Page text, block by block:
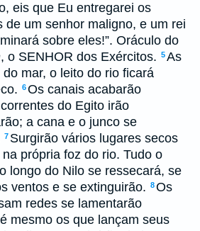
eis que Eu entregarei os
de um senhor maligno, e um rei
sobre eles!”. Oráculo do
, o SENHOR dos Exércitos. 5As
mar, o leito do rio ficará
6Os canais acabarão
do Egito irão
a cana e o junco se
7 Surgirão vários lugares secos
própria foz do rio. Tudo o
longo do Nilo se ressecará, se
ventos e se extinguirão. 8Os
redes se lamentarão
mesmo os que lançam seus